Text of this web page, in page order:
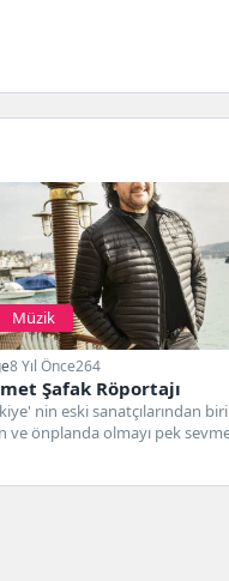
Müzik
8 Yıl Önce264
Şafak Röportajı
nin eski sanatçılarından biri
ve önplanda olmayı pek